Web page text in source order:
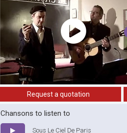
Request a quotation
Chansons to listen to
Sous Le Ciel De Paris